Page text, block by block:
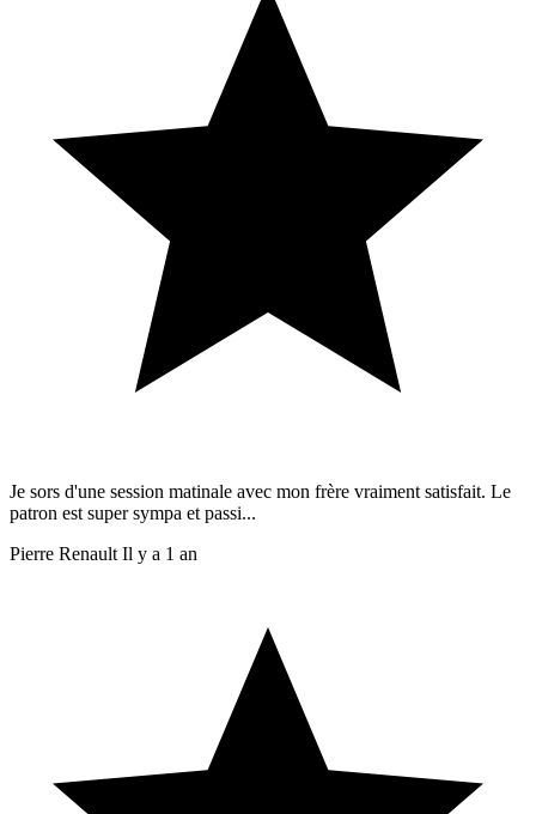
Je sors d'une session matinale avec mon frère vraiment satisfait. Le
patron est super sympa et passi...
Pierre Renault Il y a 1 an